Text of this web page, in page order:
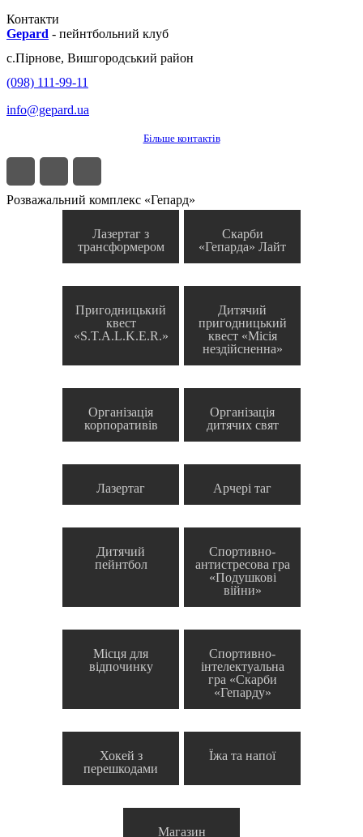
Контакти
Gepard - пейнтбольний клуб
с.Пірнове, Вишгородський район
(098) 111-99-11
info@gepard.ua
Більше контактів
Розважальний комплекс «Гепард»
Лазертаг з
трансформером
Скарби
«Гепарда» Лайт
Пригодницький
квест
«S.T.A.L.K.E.R.»
Дитячий
пригодницький
квест «Місія
нездійсненна»
Організація
корпоративів
Організація
дитячих свят
Лазертаг Арчері таг
Дитячий
пейнтбол
Спортивно-
антистресова гра
«Подушкові
війни»
Місця для
відпочинку
Спортивно-
інтелектуальна
гра «Скарби
«Гепарду»
Хокей з
перешкодами
Їжа та напої
Магазин